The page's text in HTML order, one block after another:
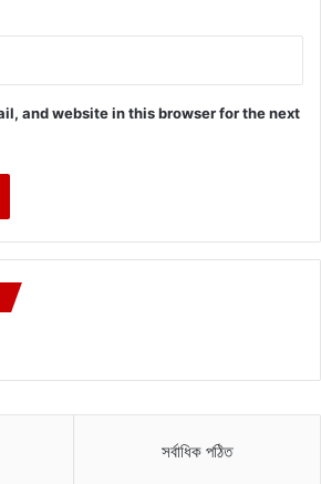
and website in this browser for the next
সর্বাধিক পঠিত